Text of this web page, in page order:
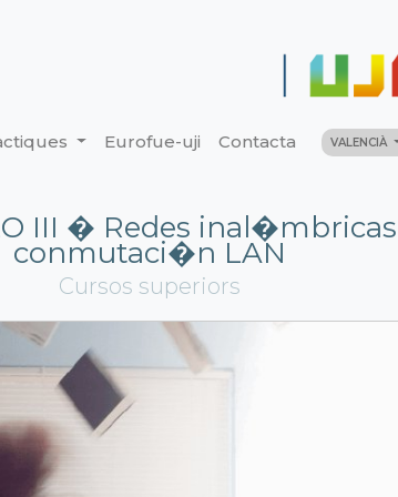
Eurofue-uji Contacta VALENCIÀ
III � Redes
conmutaci�n LAN
Cursos superiors